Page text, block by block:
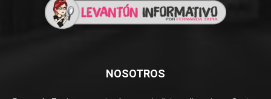
NOSOTROS